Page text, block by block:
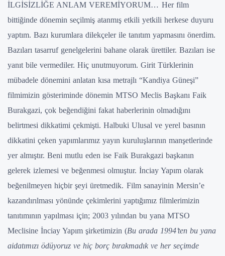
İLGİSİZLİĞE ANLAM VEREMİYORUM… Her film
bittiğinde dönemin seçilmiş atanmış etkili yetkili herkese duyuru
yaptım. Bazı kurumlara dilekçeler ile tanıtım yapmasını önerdim.
Bazıları tasarruf genelgelerini bahane olarak ürettiler. Bazıları ise
yanıt bile vermediler. Hiç unutmuyorum. Girit Türklerinin
mübadele dönemini anlatan kısa metrajlı “Kandiya Güneşi”
filmimizin gösteriminde dönemin MTSO Meclis Başkanı Faik
Burakgazi, çok beğendiğini fakat haberlerinin olmadığını
belirtmesi dikkatimi çekmişti. Halbuki Ulusal ve yerel basının
dikkatini çeken yapımlarımız yayın kuruluşlarının manşetlerinde
yer almıştır. Beni mutlu eden ise Faik Burakgazi başkanın
gelerek izlemesi ve beğenmesi olmuştur. İnciay Yapım olarak
beğenilmeyen hiçbir şeyi üretmedik. Film sanayinin Mersin’e
kazandırılması yönünde çekimlerini yaptığımız filmlerimizin
tanıtımının yapılması için; 2003 yılından bu yana MTSO
Meclisine İnciay Yapım şirketimizin (Bu arada 1994’ten bu yana
aidatımızı ödüyoruz ve hiç borç bırakmadık ve her seçimde